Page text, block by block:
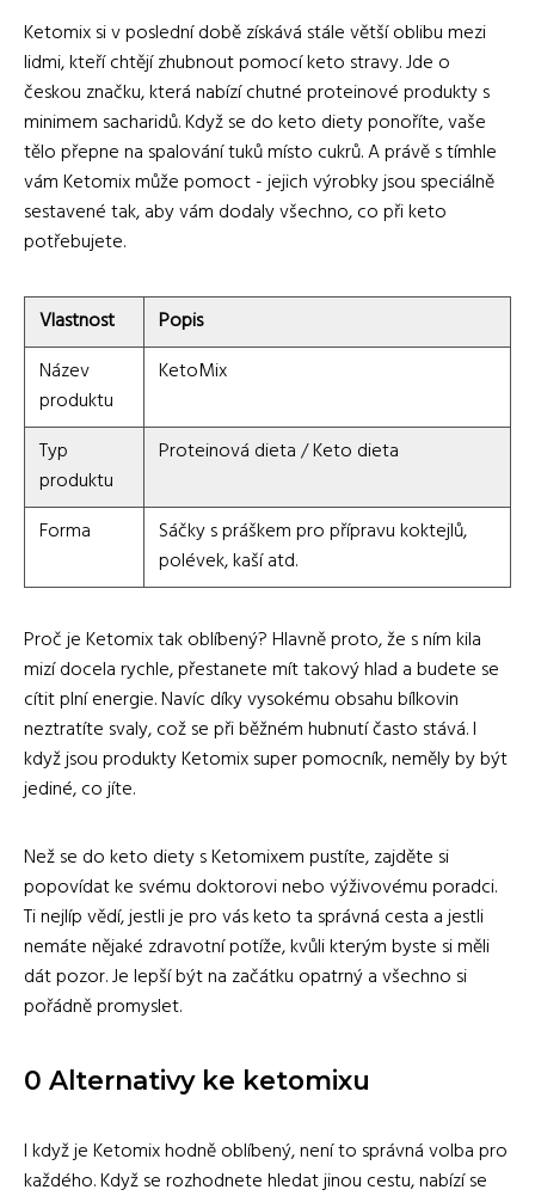
Ketomix si v poslední době získává stále větší oblibu mezi
lidmi, kteří chtějí zhubnout pomocí keto stravy. Jde o
českou značku, která nabízí chutné proteinové produkty s
minimem sacharidů. Když se do keto diety ponoříte, vaše
tělo přepne na spalování tuků místo cukrů. A právě s tímhle
vám Ketomix může pomoct - jejich výrobky jsou speciálně
sestavené tak, aby vám dodaly všechno, co při keto
potřebujete.
Vlastnost
Popis
Název
produktu
KetoMix
Typ
produktu
Proteinová dieta / Keto dieta
Forma
Sáčky s práškem pro přípravu koktejlů,
polévek, kaší atd.
Proč je Ketomix tak oblíbený? Hlavně proto, že s ním kila
mizí docela rychle, přestanete mít takový hlad a budete se
cítit plní energie. Navíc díky vysokému obsahu bílkovin
neztratíte svaly, což se při běžném hubnutí často stává. I
když jsou produkty Ketomix super pomocník, neměly by být
jediné, co jíte.
Než se do keto diety s Ketomixem pustíte, zajděte si
popovídat ke svému doktorovi nebo výživovému poradci.
Ti nejlíp vědí, jestli je pro vás keto ta správná cesta a jestli
nemáte nějaké zdravotní potíže, kvůli kterým byste si měli
dát pozor. Je lepší být na začátku opatrný a všechno si
pořádně promyslet.
0 Alternativy ke ketomixu
I když je Ketomix hodně oblíbený, není to správná volba pro
každého. Když se rozhodnete hledat jinou cestu, nabízí se